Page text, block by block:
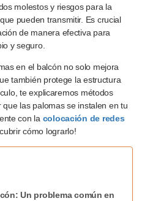
molestos y riesgos para la
pueden transmitir. Es crucial
de manera efectiva para
y seguro.
en el balcón no solo mejora
también protege la estructura
te explicaremos métodos
las palomas se instalen en tu
con la colocación de redes
cómo lograrlo!
Un problema común en